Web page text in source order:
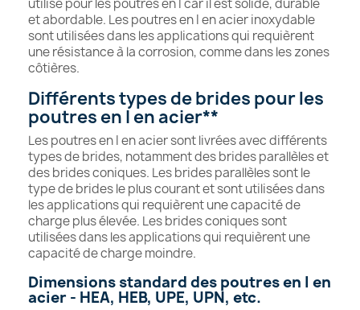
utilisé pour les poutres en I car il est solide, durable
et abordable. Les poutres en I en acier inoxydable
sont utilisées dans les applications qui requièrent
une résistance à la corrosion, comme dans les zones
côtières.
Différents types de brides pour les
poutres en I en acier**
Les poutres en I en acier sont livrées avec différents
types de brides, notamment des brides parallèles et
des brides coniques. Les brides parallèles sont le
type de brides le plus courant et sont utilisées dans
les applications qui requièrent une capacité de
charge plus élevée. Les brides coniques sont
utilisées dans les applications qui requièrent une
capacité de charge moindre.
Dimensions standard des poutres en I en
acier - HEA, HEB, UPE, UPN, etc.